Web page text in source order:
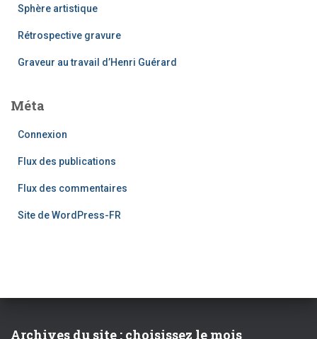
Sphère artistique
Rétrospective gravure
Graveur au travail d’Henri Guérard
Méta
Connexion
Flux des publications
Flux des commentaires
Site de WordPress-FR
Archives du site : choisissez le mois